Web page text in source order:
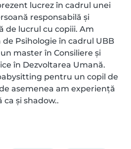
lucrez în cadrul unei
responsabilă și
de lucrul cu copiii. Am
Psihologie în cadrul UBB
master în Consiliere și
în Dezvoltarea Umană.
pentru un copil de
asemenea am experiență
și shadow..